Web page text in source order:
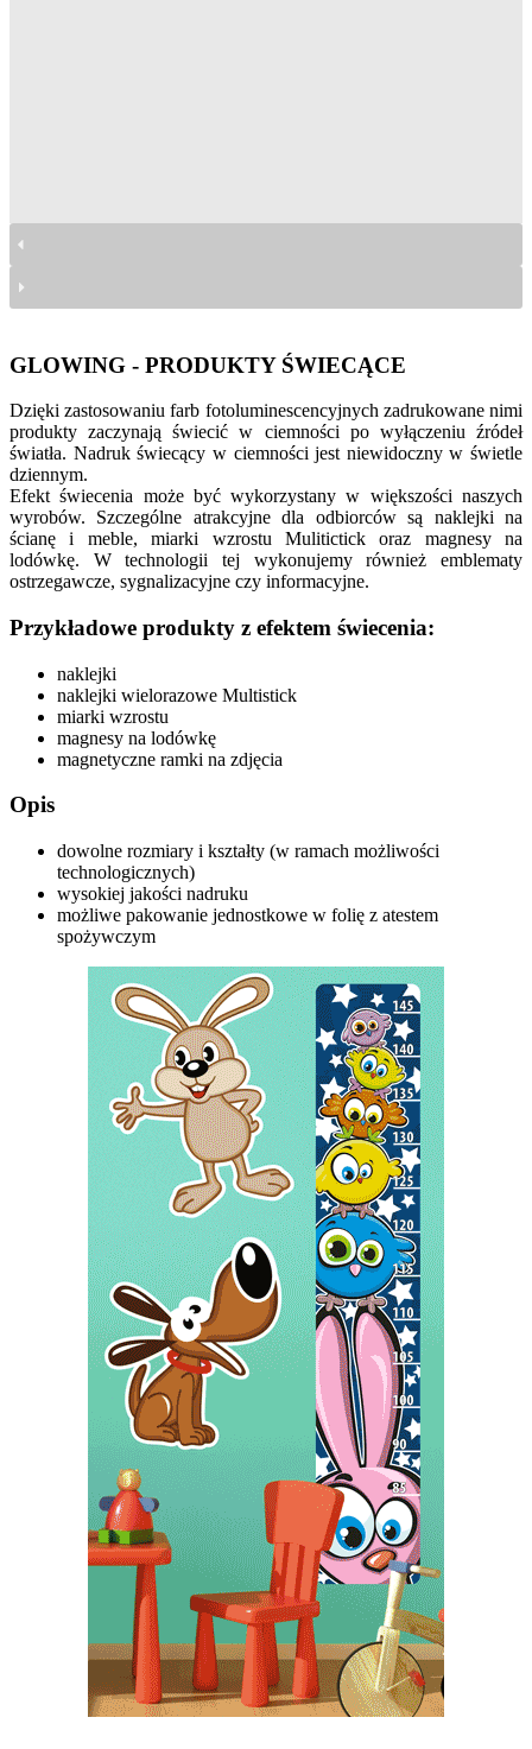
GLOWING - PRODUKTY ŚWIECĄCE
Dzięki zastosowaniu farb fotoluminescencyjnych zadrukowane nimi
produkty zaczynają świecić w ciemności po wyłączeniu źródeł
światła. Nadruk świecący w ciemności jest niewidoczny w świetle
dziennym.
Efekt świecenia może być wykorzystany w większości naszych
wyrobów. Szczególne atrakcyjne dla odbiorców są naklejki na
ścianę i meble, miarki wzrostu Mulitictick oraz magnesy na
lodówkę. W technologii tej wykonujemy również emblematy
ostrzegawcze, sygnalizacyjne czy informacyjne.
Przykładowe produkty z efektem świecenia:
naklejki
naklejki wielorazowe Multistick
miarki wzrostu
magnesy na lodówkę
magnetyczne ramki na zdjęcia
Opis
dowolne rozmiary i kształty (w ramach możliwości
technologicznych)
wysokiej jakości nadruku
możliwe pakowanie jednostkowe w folię z atestem
spożywczym